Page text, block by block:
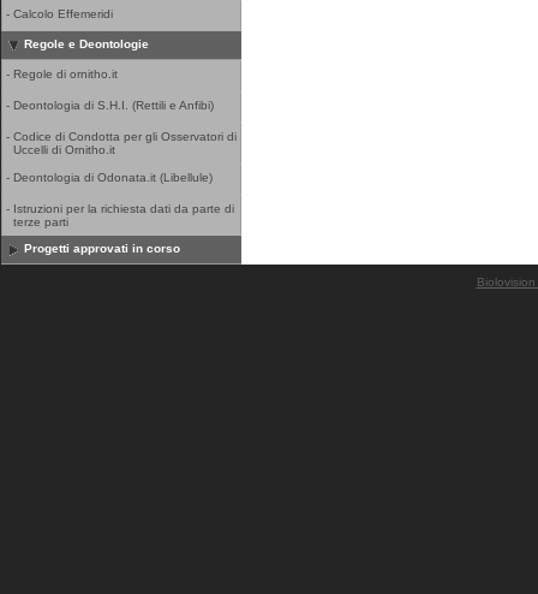
- Calcolo Effemeridi
Regole e Deontologie
- Regole di ornitho.it
- Deontologia di S.H.I. (Rettili e Anfibi)
- Codice di Condotta per gli Osservatori di
Uccelli di Ornitho.it
- Deontologia di Odonata.it (Libellule)
- Istruzioni per la richiesta dati da parte di
terze parti
Progetti approvati in corso
Biolovision